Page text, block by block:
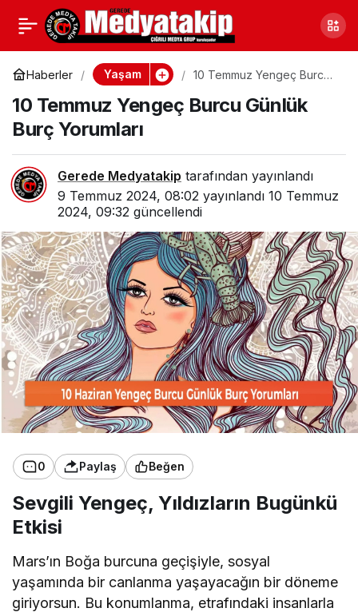
Haberler Yaşam
10 Temmuz Yengeç Burcu
10 Temmuz Yengeç Burcu Günlük
Burç Yorumları
Gerede Medyatakip tarafından yayınlandı
9 Temmuz 2024, 08:02 yayınlandı 10 Temmuz
2024, 09:32 güncellendi
0 Paylaş Beğen
Sevgili Yengeç, Yıldızların Bugünkü
Etkisi
Mars’ın Boğa burcuna geçişiyle, sosyal
yaşamında bir canlanma yaşayacağın bir döneme
giriyorsun. Bu konumlanma, etrafındaki insanlarla
10 Temmuz Yengeç
Burcu Günlük Burç
Yorumları
0